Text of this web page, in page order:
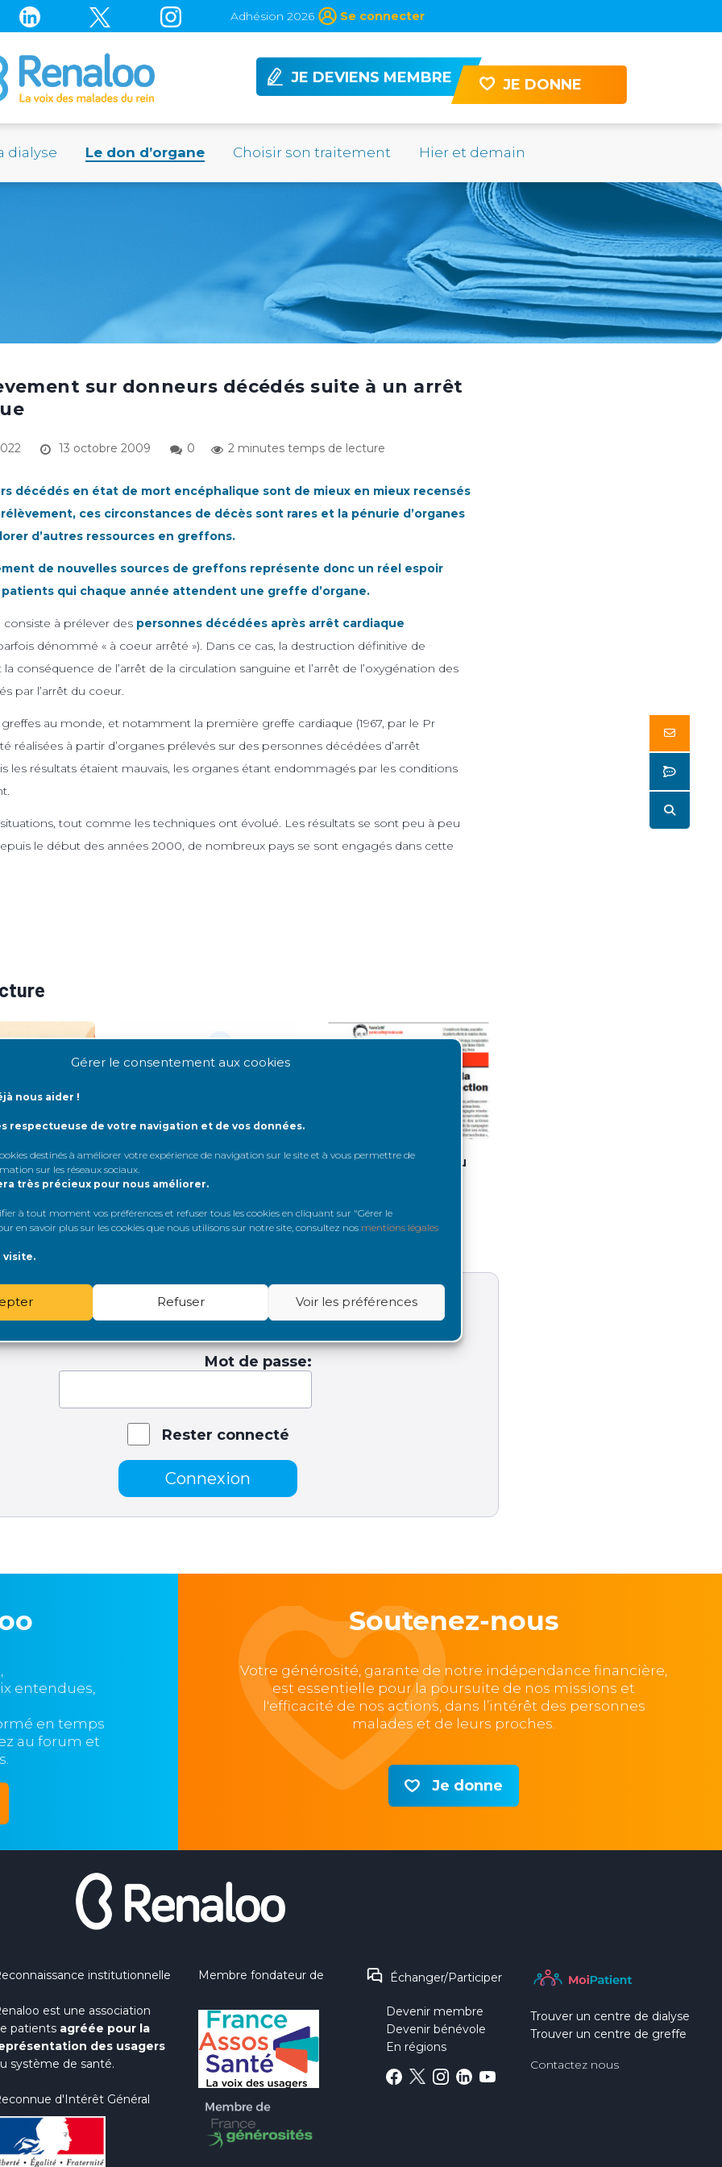
Gérer le consentement aux cookies
nous aider !
respectueuse de votre navigation et de vos données.
destinés à améliorer votre expérience de navigation sur le site et à vous permettre de
sur les réseaux sociaux
très précieux pour nous améliorer.
à tout moment vos préférences et refuser tous les cookies en cliquant sur "Gérer le
en savoir plus sur les cookies que nous utilisons sur notre site, consultez nos mentions légales
visite.
Refuser Voir les préférences
Adhésion 2026 Se connecter
JE DEVIENS MEMBRE JE DONNE
dialyse Le don d’organe Choisir son traitement Hier et demain
sur donneurs décédés suite à un arrêt
13 octobre 2009 0 2 minutes temps de lecture
décédés en état de mort encéphalique sont de mieux en mieux recensés
ces circonstances de décès sont rares et la pénurie d’organes
d’autres ressources en greffons.
de nouvelles sources de greffons représente donc un réel espoir
qui chaque année attendent une greffe d’organe.
consiste à prélever des personnes décédées après arrêt cardiaque
dénommé « à coeur arrêté »). Dans ce cas, la destruction définitive de
la conséquence de l’arrêt de la circulation sanguine et l’arrêt de l’oxygénation des
par l’arrêt du coeur.
au monde, et notamment la première greffe cardiaque (1967, par le Pr
réalisées à partir d’organes prélevés sur des personnes décédées d’arrêt
les résultats étaient mauvais, les organes étant endommagés par les conditions
tout comme les techniques ont évolué. Les résultats se sont peu à peu
le début des années 2000, de nombreux pays se sont engagés dans cette
sa
pour porter
Renaloo recrute sa
directrice ou son directeur
Edito dans la Revue du
Mot de passe:
Rester connecté
Connexion
entendues,
en temps
au forum et
Soutenez-nous
Votre générosité, garante de notre indépendance financière,
est essentielle pour la poursuite de nos missions et
l'efficacité de nos actions, dans l’intérêt des personnes
malades et de leurs proches.
Je donne
institutionnelle
est une association
patients agréée pour la
des usagers
système de santé.
d'Intérêt Général
Membre fondateur de Échanger/Participer
Devenir membre
Devenir bénévole
En régions
Trouver un centre de dialyse
Trouver un centre de greffe
Contactez nous